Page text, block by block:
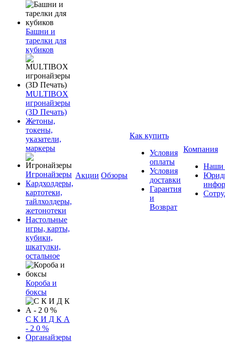
Башни и
тарелки для
кубиков
MULTIBOX
игронайзеры
(3D Печать)
Жетоны,
токены,
указатели,
маркеры
Игронайзеры
Кардхолдеры,
картотеки,
тайлхолдеры,
жетонотеки
Настольные
игры, карты,
кубики,
шкатулки,
остальное
Короба и
боксы
С К И Д К А
- 2 0 %
Органайзеры
Акции Обзоры
Как купить
Условия
оплаты
Условия
доставки
Гарантия
и
Возврат
Компания
Наши